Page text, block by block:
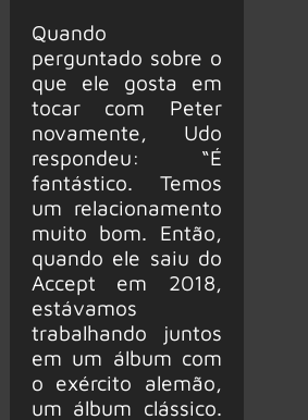
Quando
perguntado sobre o
que ele gosta em
tocar com Peter
novamente, Udo
respondeu: “É
fantástico. Temos
um relacionamento
muito bom. Então,
quando ele saiu do
Accept em 2018,
estávamos
trabalhando juntos
em um álbum com
o exército alemão,
um álbum clássico.